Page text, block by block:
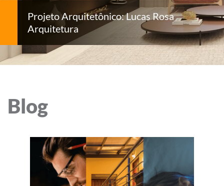
Projeto Arquitetônico: Lucas Rosa
Arquitetura
Blog